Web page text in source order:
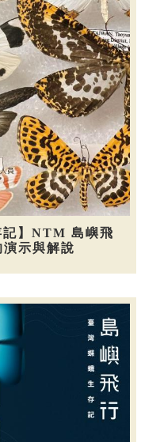
記】NTM 島嶼飛
示與解說